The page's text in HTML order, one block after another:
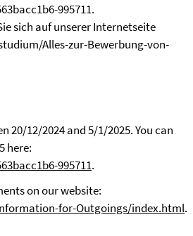
995711.
sich auf unserer Internetseite
Alles-zur-Bewerbung-von-
20/12/2024 and 5/1/2025. You can
here:
995711.
on our website:
for-Outgoings/index.html.